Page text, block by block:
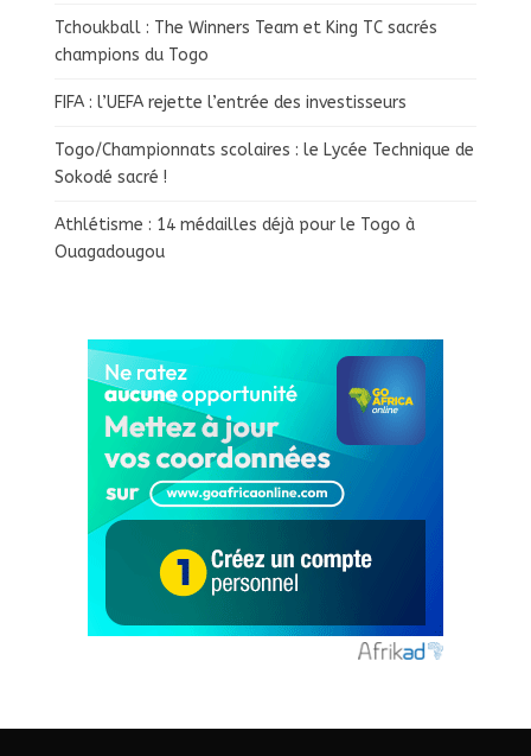
Tchoukball : The Winners Team et King TC sacrés
champions du Togo
FIFA : l’UEFA rejette l’entrée des investisseurs
Togo/Championnats scolaires : le Lycée Technique de
Sokodé sacré !
Athlétisme : 14 médailles déjà pour le Togo à
Ouagadougou